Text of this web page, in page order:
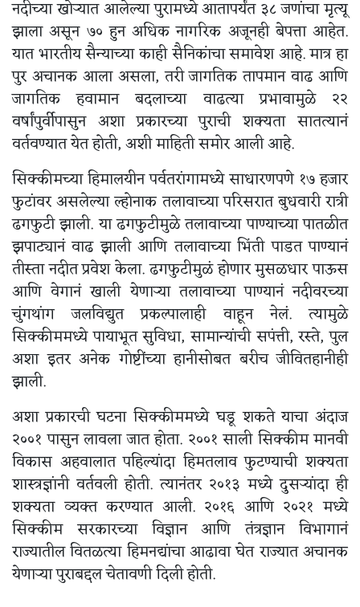
नदीच्या खोऱ्यात आलेल्या पुरामध्ये आतापर्यंत ३८ जणांचा मृत्यू
झाला असून ७० हुन अधिक नागरिक अजूनही बेपत्ता आहेत.
यात भारतीय सैन्याच्या काही सैनिकांचा समावेश आहे. मात्र हा
पुर अचानक आला असला, तरी जागतिक तापमान वाढ आणि
जागतिक हवामान बदलाच्या वाढत्या प्रभावामुळे २२
वर्षांपुर्वीपासुन अशा प्रकारच्या पुराची शक्यता सातत्यानं
वर्तवण्यात येत होती, अशी माहिती समोर आली आहे.
सिक्कीमच्या हिमालयीन पर्वतरांगामध्ये साधारणपणे १७ हजार
फुटांवर असलेल्या ल्होनाक तलावाच्या परिसरात बुधवारी रात्री
ढगफुटी झाली. या ढगफुटीमुळे तलावाच्या पाण्याच्या पातळीत
झपाट्यानं वाढ झाली आणि तलावाच्या भिंती पाडत पाण्यानं
तीस्ता नदीत प्रवेश केला. ढगफुटीमुळं होणार मुसळधार पाऊस
आणि वेगानं खाली येणाऱ्या तलावाच्या पाण्यानं नदीवरच्या
चुंगथांग जलविद्युत प्रकल्पालाही वाहून नेलं. त्यामुळे
सिक्कीममध्ये पायाभूत सुविधा, सामान्यांची सपंत्ती, रस्ते, पुल
अशा इतर अनेक गोष्टींच्या हानीसोबत बरीच जीवितहानीही
झाली.
अशा प्रकारची घटना सिक्कीममध्ये घडू शकते याचा अंदाज
२००१ पासुन लावला जात होता. २००१ साली सिक्कीम मानवी
विकास अहवालात पहिल्यांदा हिमतलाव फुटण्याची शक्यता
शास्त्रज्ञांनी वर्तवली होती. त्यानंतर २०१३ मध्ये दुसऱ्यांदा ही
शक्यता व्यक्त करण्यात आली. २०१६ आणि २०२१ मध्ये
सिक्कीम सरकारच्या विज्ञान आणि तंत्रज्ञान विभागानं
राज्यातील वितळत्या हिमनद्यांचा आढावा घेत राज्यात अचानक
येणाऱ्या पुराबद्दल चेतावणी दिली होती.